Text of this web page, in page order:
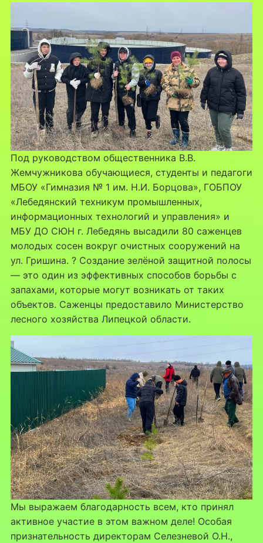
Под руководством общественника В.В.
Жемчужникова обучающиеся, студенты и педагоги
МБОУ «Гимназия № 1 им. Н.И. Борцова», ГОБПОУ
«Лебедянский техникум промышленных,
информационных технологий и управления» и
МБУ ДО СЮН г. Лебедянь высадили 80 саженцев
молодых сосен вокруг очистных сооружений на
ул. Гришина. ? Создание зелёной защитной полосы
— это один из эффективных способов борьбы с
запахами, которые могут возникать от таких
объектов. Саженцы предоставило Министерство
лесного хозяйства Липецкой области.
Мы выражаем благодарность всем, кто принял
активное участие в этом важном деле! Особая
признательность директорам Селезневой О.Н.,